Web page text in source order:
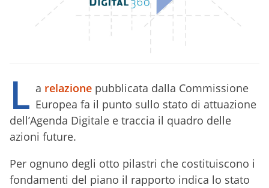
L a relazione pubblicata dalla Commissione
Europea fa il punto sullo stato di attuazione
dell’Agenda Digitale e traccia il quadro delle
azioni future.
Per ognuno degli otto pilastri che costituiscono i
fondamenti del piano il rapporto indica lo stato